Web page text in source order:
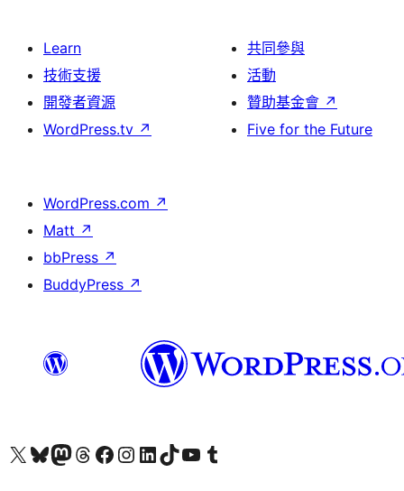
Learn
技術支援
開發者資源
WordPress.tv ↗
共同參與
活動
贊助基金會 ↗
Five for the Future
WordPress.com ↗
Matt ↗
bbPress ↗
BuddyPress ↗
查看我們的 X (之前的 Twitter) 帳號造訪我們的 Bluesky 帳號造訪我們的 Mastodon 帳號造訪我們的 Threads 帳號 造訪我們的 Facebook 粉絲專頁Visit our Instagram account
Visit our LinkedIn account
造訪我們的 TikTok 帳號Visit our YouTube channel
造訪我們的 Tumblr 帳號